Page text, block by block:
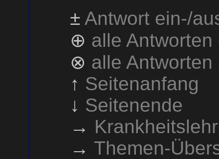
± Antwort ein-/
⊕ alle
⊗ alle
↑ Seitenanfang
↓ Seitenende
→
→ Themen-